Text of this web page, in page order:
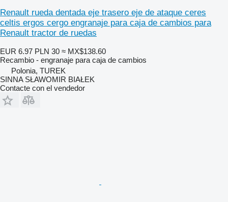
Renault rueda dentada eje trasero eje de ataque ceres
celtis ergos cergo engranaje para caja de cambios para
Renault tractor de ruedas
EUR 6.97 PLN 30 ≈ MX$138.60
Recambio - engranaje para caja de cambios
Polonia, TUREK
SINNA SŁAWOMIR BIAŁEK
Contacte con el vendedor